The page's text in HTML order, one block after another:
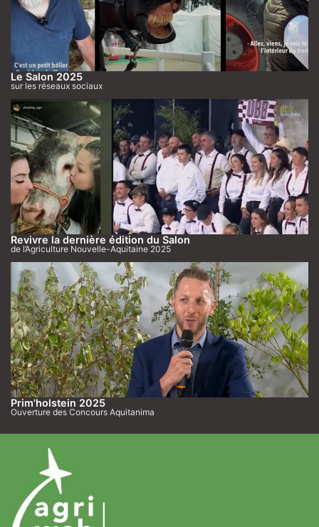
Le Salon 2025
sur les réseaux sociaux
Revivre la dernière édition du Salon
de l’Agriculture Nouvelle-Aquitaine 2025
Prim'holstein 2025
Ouverture des Concours Aquitanima